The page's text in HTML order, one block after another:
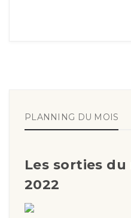
PLANNING DU MOIS
Les sorties
2022